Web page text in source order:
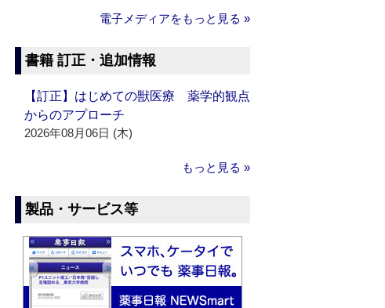
電子メディアをもっと見る »
書籍 訂正・追加情報
【訂正】はじめての獣医療 薬学的観点
からのアプローチ
2026年08月06日 (木)
もっと見る »
製品・サービス等